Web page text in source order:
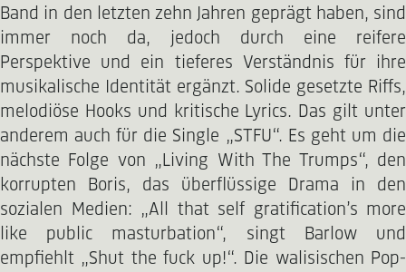
Band in den letzten zehn Jahren geprägt haben, sind
immer noch da, jedoch durch eine reifere
Perspektive und ein tieferes Verständnis für ihre
musikalische Identität ergänzt. Solide gesetzte Riffs,
melodiöse Hooks und kritische Lyrics. Das gilt unter
anderem auch für die Single „STFU“. Es geht um die
nächste Folge von „Living With The Trumps“, den
korrupten Boris, das überflüssige Drama in den
sozialen Medien: „All that self gratification’s more
like public masturbation“, singt Barlow und
empfiehlt „Shut the fuck up!“. Die walisischen Pop-